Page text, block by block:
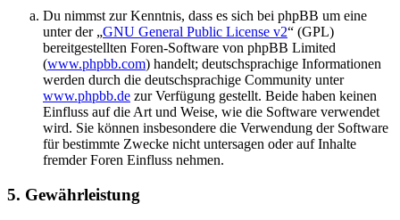
Du nimmst zur Kenntnis, dass es sich bei phpBB um eine
unter der „GNU General Public License v2“ (GPL)
bereitgestellten Foren-Software von phpBB Limited
(www.phpbb.com) handelt; deutschsprachige Informationen
werden durch die deutschsprachige Community unter
www.phpbb.de zur Verfügung gestellt. Beide haben keinen
Einfluss auf die Art und Weise, wie die Software verwendet
wird. Sie können insbesondere die Verwendung der Software
für bestimmte Zwecke nicht untersagen oder auf Inhalte
fremder Foren Einfluss nehmen.
5. Gewährleistung